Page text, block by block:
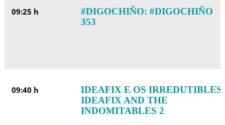
09:25 h
#DIGOCHIÑO: #DIGOCHIÑO
353
09:40 h
IDEAFIX E OS IRREDUTIBLES:
IDEAFIX AND THE
INDOMITABLES 2